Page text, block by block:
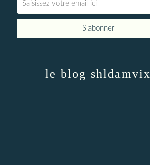
le blog shldamvix